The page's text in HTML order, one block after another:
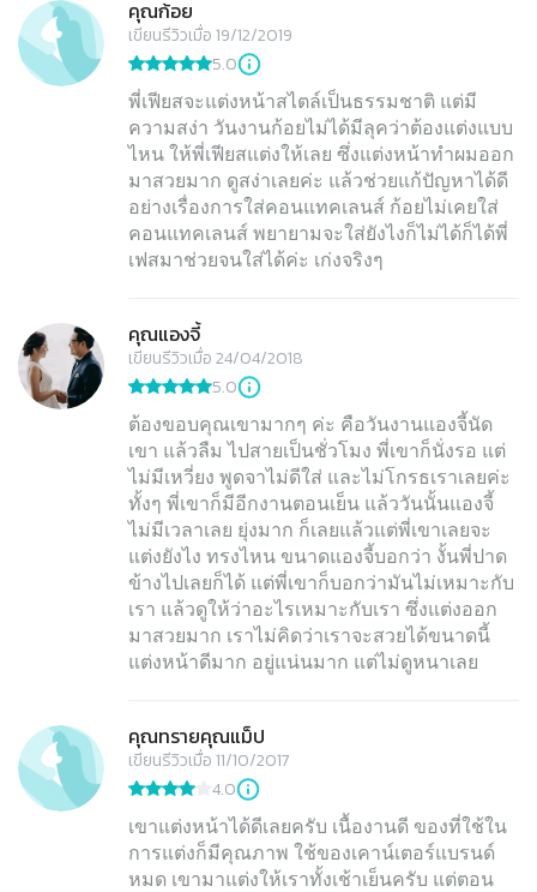
คุณก้อย
เขียนรีวิวเมื่อ 19/12/2019
5.0
พี่เฟียสจะแต่งหน้าสไตล์เป็นธรรมชาติ แต่มี
ความสง่า วันงานก้อยไม่ได้มีลุคว่าต้องแต่งแบบ
ไหน ให้พี่เฟียสแต่งให้เลย ซึ่งแต่งหน้าทำผมออก
มาสวยมาก ดูสง่าเลยค่ะ แล้วช่วยแก้ปัญหาได้ดี
อย่างเรื่องการใส่คอนแทคเลนส์ ก้อยไม่เคยใส่
คอนแทคเลนส์ พยายามจะใส่ยังไงก็ไม่ได้ก็ได้พี่
เฟสมาช่วยจนใส่ได้ค่ะ เก่งจริงๆ
คุณแองจี้
เขียนรีวิวเมื่อ 24/04/2018
5.0
ต้องขอบคุณเขามากๆ ค่ะ คือวันงานแองจี้นัด
เขา แล้วลืม ไปสายเป็นชั่วโมง พี่เขาก็นั่งรอ แต่
ไม่มีเหวี่ยง พูดจาไม่ดีใส่ และไม่โกรธเราเลยค่ะ
ทั้งๆ พี่เขาก็มีอีกงานตอนเย็น แล้ววันนั้นแองจี้
ไม่มีเวลาเลย ยุ่งมาก ก็เลยแล้วแต่พี่เขาเลยจะ
แต่งยังไง ทรงไหน ขนาดแองจี้บอกว่า งั้นพี่ปาด
ข้างไปเลยก็ได้ แต่พี่เขาก็บอกว่ามันไม่เหมาะกับ
เรา แล้วดูให้ว่าอะไรเหมาะกับเรา ซึ่งแต่งออก
มาสวยมาก เราไม่คิดว่าเราจะสวยได้ขนาดนี้
แต่งหน้าดีมาก อยู่แน่นมาก แต่ไม่ดูหนาเลย
คุณทรายคุณแม็ป
เขียนรีวิวเมื่อ 11/10/2017
4.0
เขาแต่งหน้าได้ดีเลยครับ เนื้องานดี ของที่ใช้ใน
การแต่งก็มีคุณภาพ ใช้ของเคาน์เตอร์แบรนด์
หมด เขามาแต่งให้เราทั้งเช้าเย็นครับ แต่ตอน